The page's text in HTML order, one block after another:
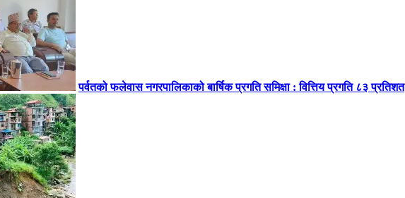
पर्वतको फलेवास नगरपालिकाको बार्षिक प्रगति समिक्षा : वित्तिय प्रगति ८३ प्रतिशत